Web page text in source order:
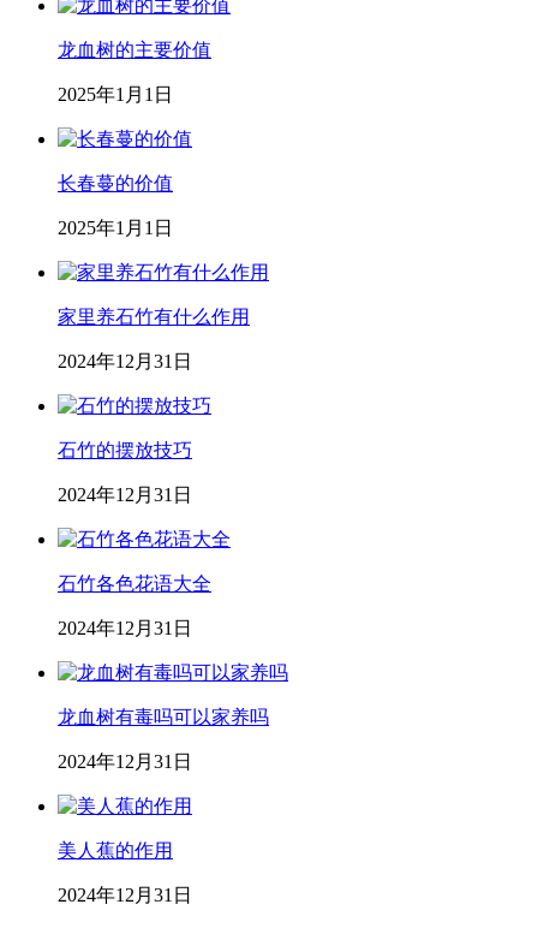
龙血树的主要价值
2025年1月1日
长春蔓的价值
2025年1月1日
家里养石竹有什么作用
2024年12月31日
石竹的摆放技巧
2024年12月31日
石竹各色花语大全
2024年12月31日
龙血树有毒吗可以家养吗
2024年12月31日
美人蕉的作用
2024年12月31日